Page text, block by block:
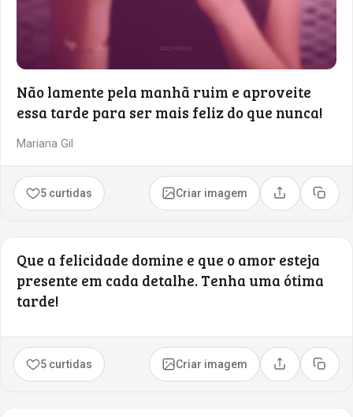
Não lamente pela manhã ruim e aproveite
essa tarde para ser mais feliz do que nunca!
Mariana Gil
5 curtidas Criar imagem Compartilhar
Copiar
Que a felicidade domine e que o amor esteja
presente em cada detalhe. Tenha uma ótima
tarde!
5 curtidas Criar imagem Compartilhar
Copiar